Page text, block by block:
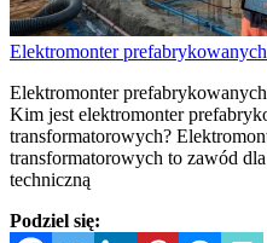
Elektromonter
Elektromonter
Kim jest elektromonter
transformatorowych?
transformatorowych to zawód
techniczną
Podziel się: